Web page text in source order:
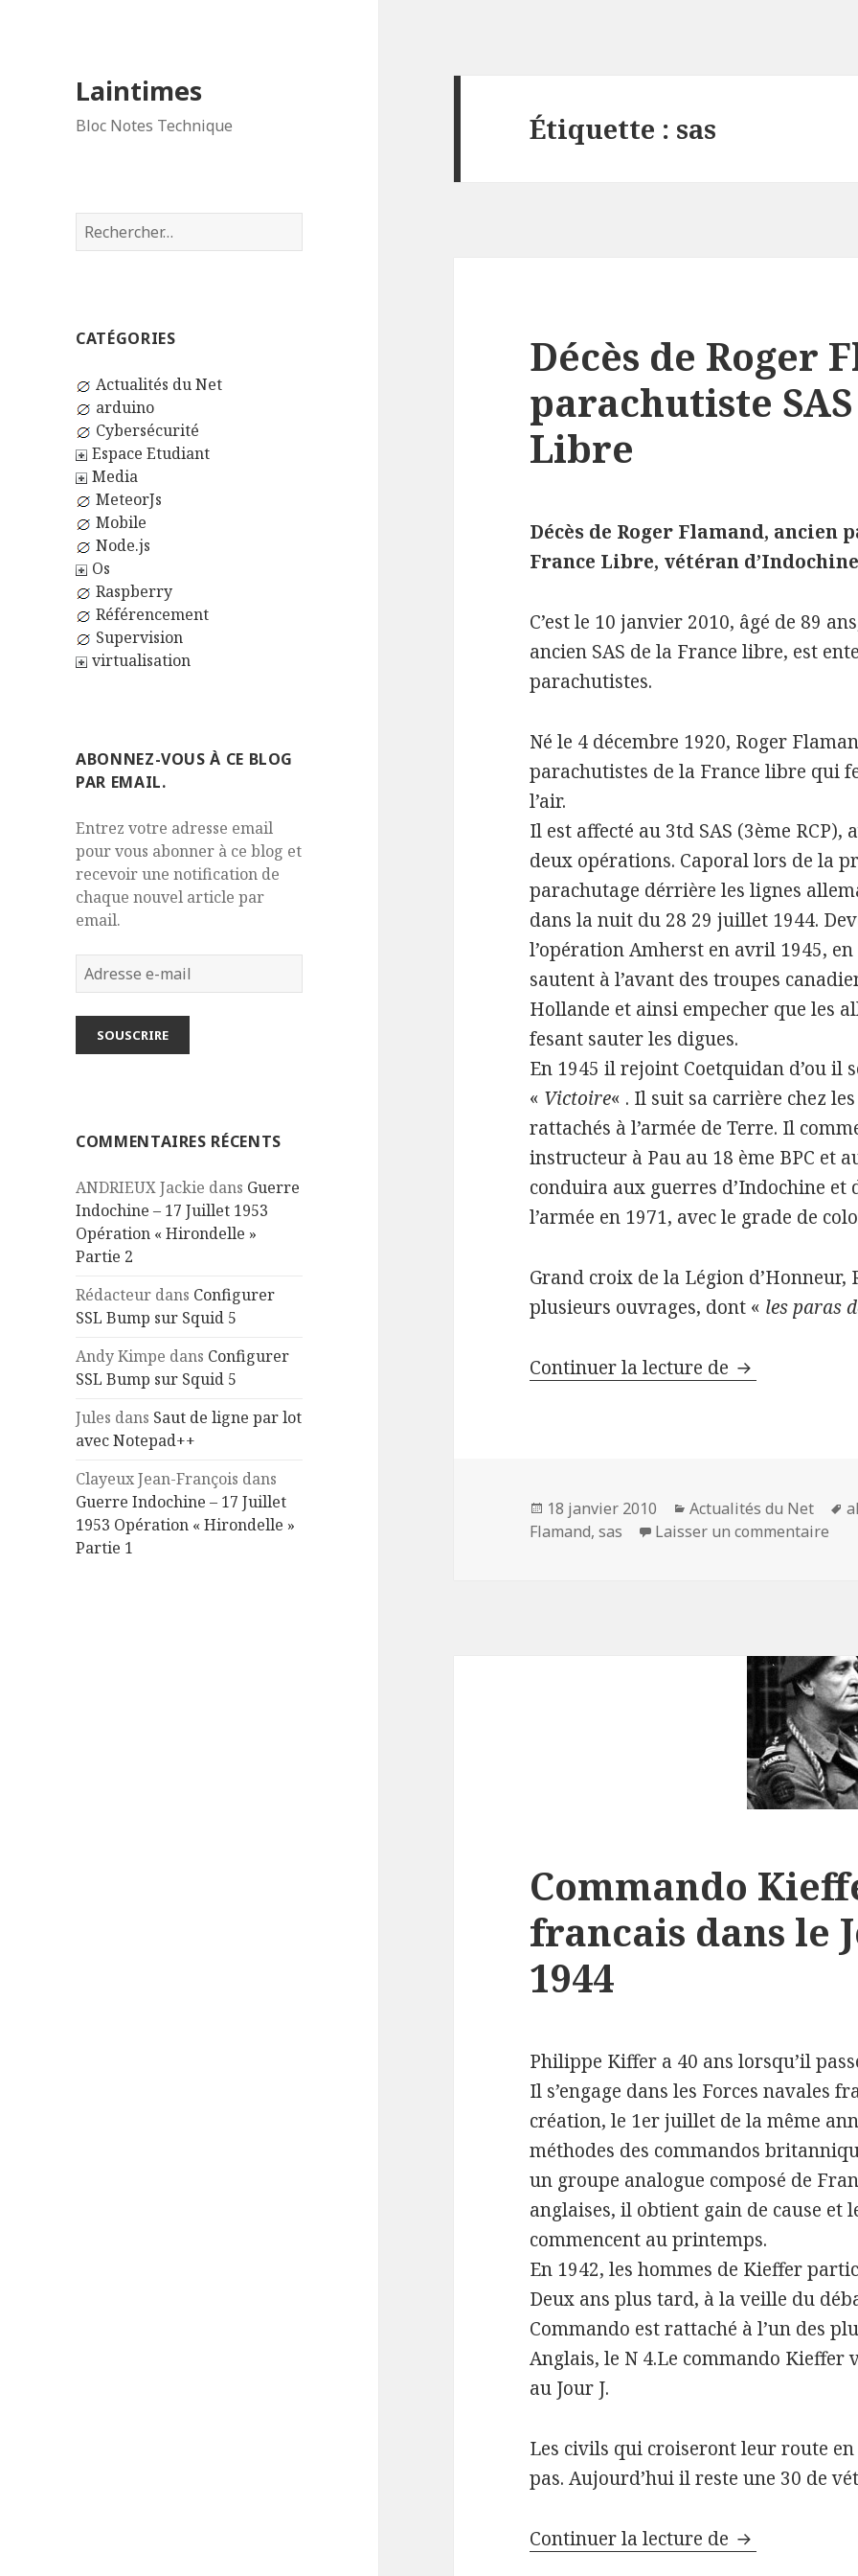
Laintimes
Bloc Notes Technique
Rechercher :
CATÉGORIES
Actualités du Net
arduino
Cybersécurité
Espace Etudiant
Media
MeteorJs
Mobile
Node.js
Os
Raspberry
Référencement
Supervision
virtualisation
ABONNEZ-VOUS À CE BLOG
PAR EMAIL.
Entrez votre adresse email
pour vous abonner à ce blog et
recevoir une notification de
chaque nouvel article par
email.
Adresse
e-
mail
SOUSCRIRE
COMMENTAIRES RÉCENTS
ANDRIEUX Jackie dans Guerre
Indochine – 17 Juillet 1953
Opération « Hirondelle »
Partie 2
Rédacteur dans Configurer
SSL Bump sur Squid 5
Andy Kimpe dans Configurer
SSL Bump sur Squid 5
Jules dans Saut de ligne par lot
avec Notepad++
Clayeux Jean-François dans
Guerre Indochine – 17 Juillet
1953 Opération « Hirondelle »
Partie 1
Étiquette : sas
Décès de Roger
parachutiste
Libre
Décès de Roger Flamand, ancien
France Libre, vétéran
C’est le 10 janvier 2010, âgé de 89
ancien SAS de la France libre, est
parachutistes.
Né le 4 décembre 1920, Roger
parachutistes de la France libre qui
l’air.
Il est affecté au 3td SAS (3ème
deux opérations. Caporal lors de la
parachutage dérrière les lignes
dans la nuit du 28 29 juillet 1944.
l’opération Amherst en avril 1945, en
sautent à l’avant des troupes
Hollande et ainsi empecher que les
fesant sauter les digues.
En 1945 il rejoint Coetquidan d’ou
« Victoire« . Il suit sa carrière chez
rattachés à l’armée de Terre. Il
instructeur à Pau au 18 ème BPC et
conduira aux guerres d’Indochine et
l’armée en 1971, avec le grade de
Grand croix de la Légion d’Honneur,
plusieurs ouvrages, dont « les paras
Continuer la lecture de Décès de
Publié
le
18 janvier 2010 Catégories
Actualités du Net
Flamand,sas Laisser un commentaire
Commando
francais dans le
1944
Philippe Kiffer a 40 ans lorsqu’il
Il s’engage dans les Forces navales
création, le 1er juillet de la même
méthodes des commandos
un groupe analogue composé de
anglaises, il obtient gain de cause et
commencent au printemps.
En 1942, les hommes de Kieffer
Deux ans plus tard, à la veille du
Commando est rattaché à l’un des
Anglais, le N 4.Le commando
au Jour J.
Les civils qui croiseront leur route
pas. Aujourd’hui il reste une 30 de
Continuer la lecture de Commando